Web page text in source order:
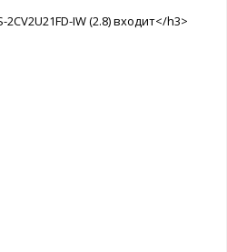
IW (2.8) входит</h3>